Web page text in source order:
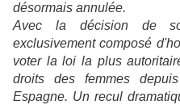
désormais annulée.
Avec la décision de
exclusivement composé
voter la loi la plus
droits des femmes
Espagne. Un recul